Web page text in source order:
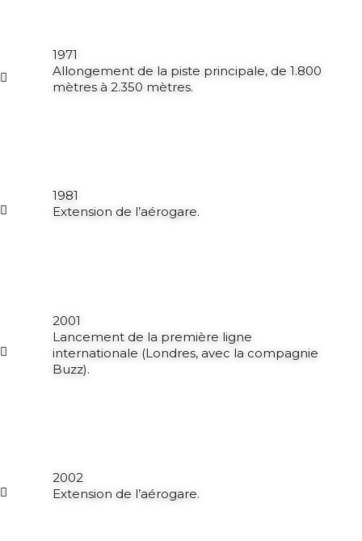
1971
Allongement de la piste principale, de 1.800
mètres à 2.350 mètres.
1981
Extension de l’aérogare.
2001
Lancement de la première ligne
internationale (Londres, avec la compagnie
Buzz).
2002
Extension de l’aérogare.